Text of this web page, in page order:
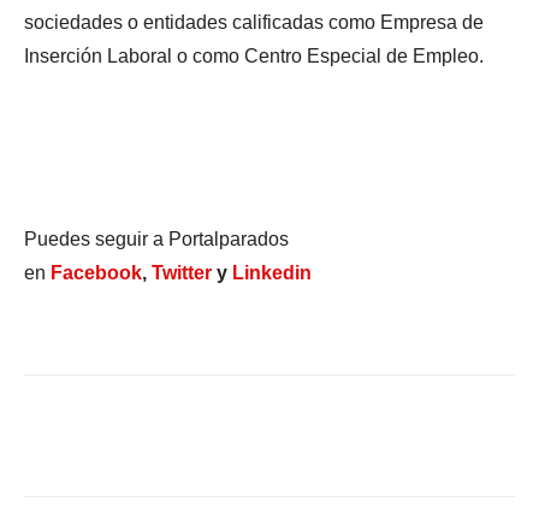
sociedades o entidades calificadas como Empresa de
Inserción Laboral o como Centro Especial de Empleo.
Puedes seguir a Portalparados
en Facebook, Twitter y Linkedin